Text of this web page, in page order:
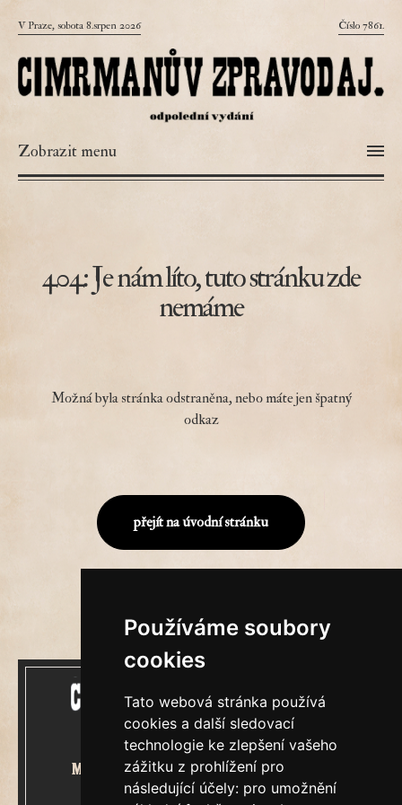
Používáme soubory
cookies
Tato webová stránka používá
cookies a další sledovací
technologie ke zlepšení vašeho
zážitku z prohlížení pro
následující účely: pro umožnění
V Praze, sobota 8.srpen 2026 Číslo 7861.
Zobrazit menu
404: Je nám líto, tuto stránku zde
nemáme
Možná byla stránka odstraněna, nebo máte jen špatný
odkaz
přejít na úvodní stránku
Mecenášem Cimrmanova Zpravodaje
je společnost